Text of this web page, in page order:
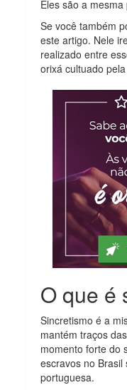
Eles são a mesma
Se você também
este artigo. Nele
realizado entre
orixá cultuado
O que é
Sincretismo é a
mantém traços
momento forte do
escravos no
portuguesa.